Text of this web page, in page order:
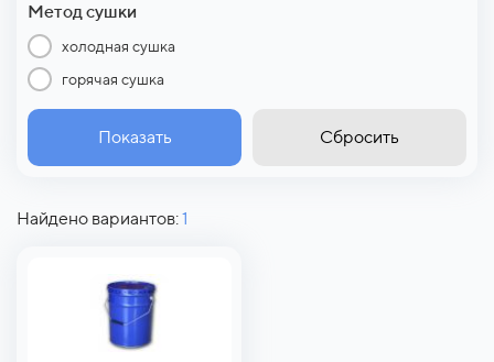
Метод сушки
холодная сушка
горячая сушка
Показать Сбросить
Найдено вариантов:1